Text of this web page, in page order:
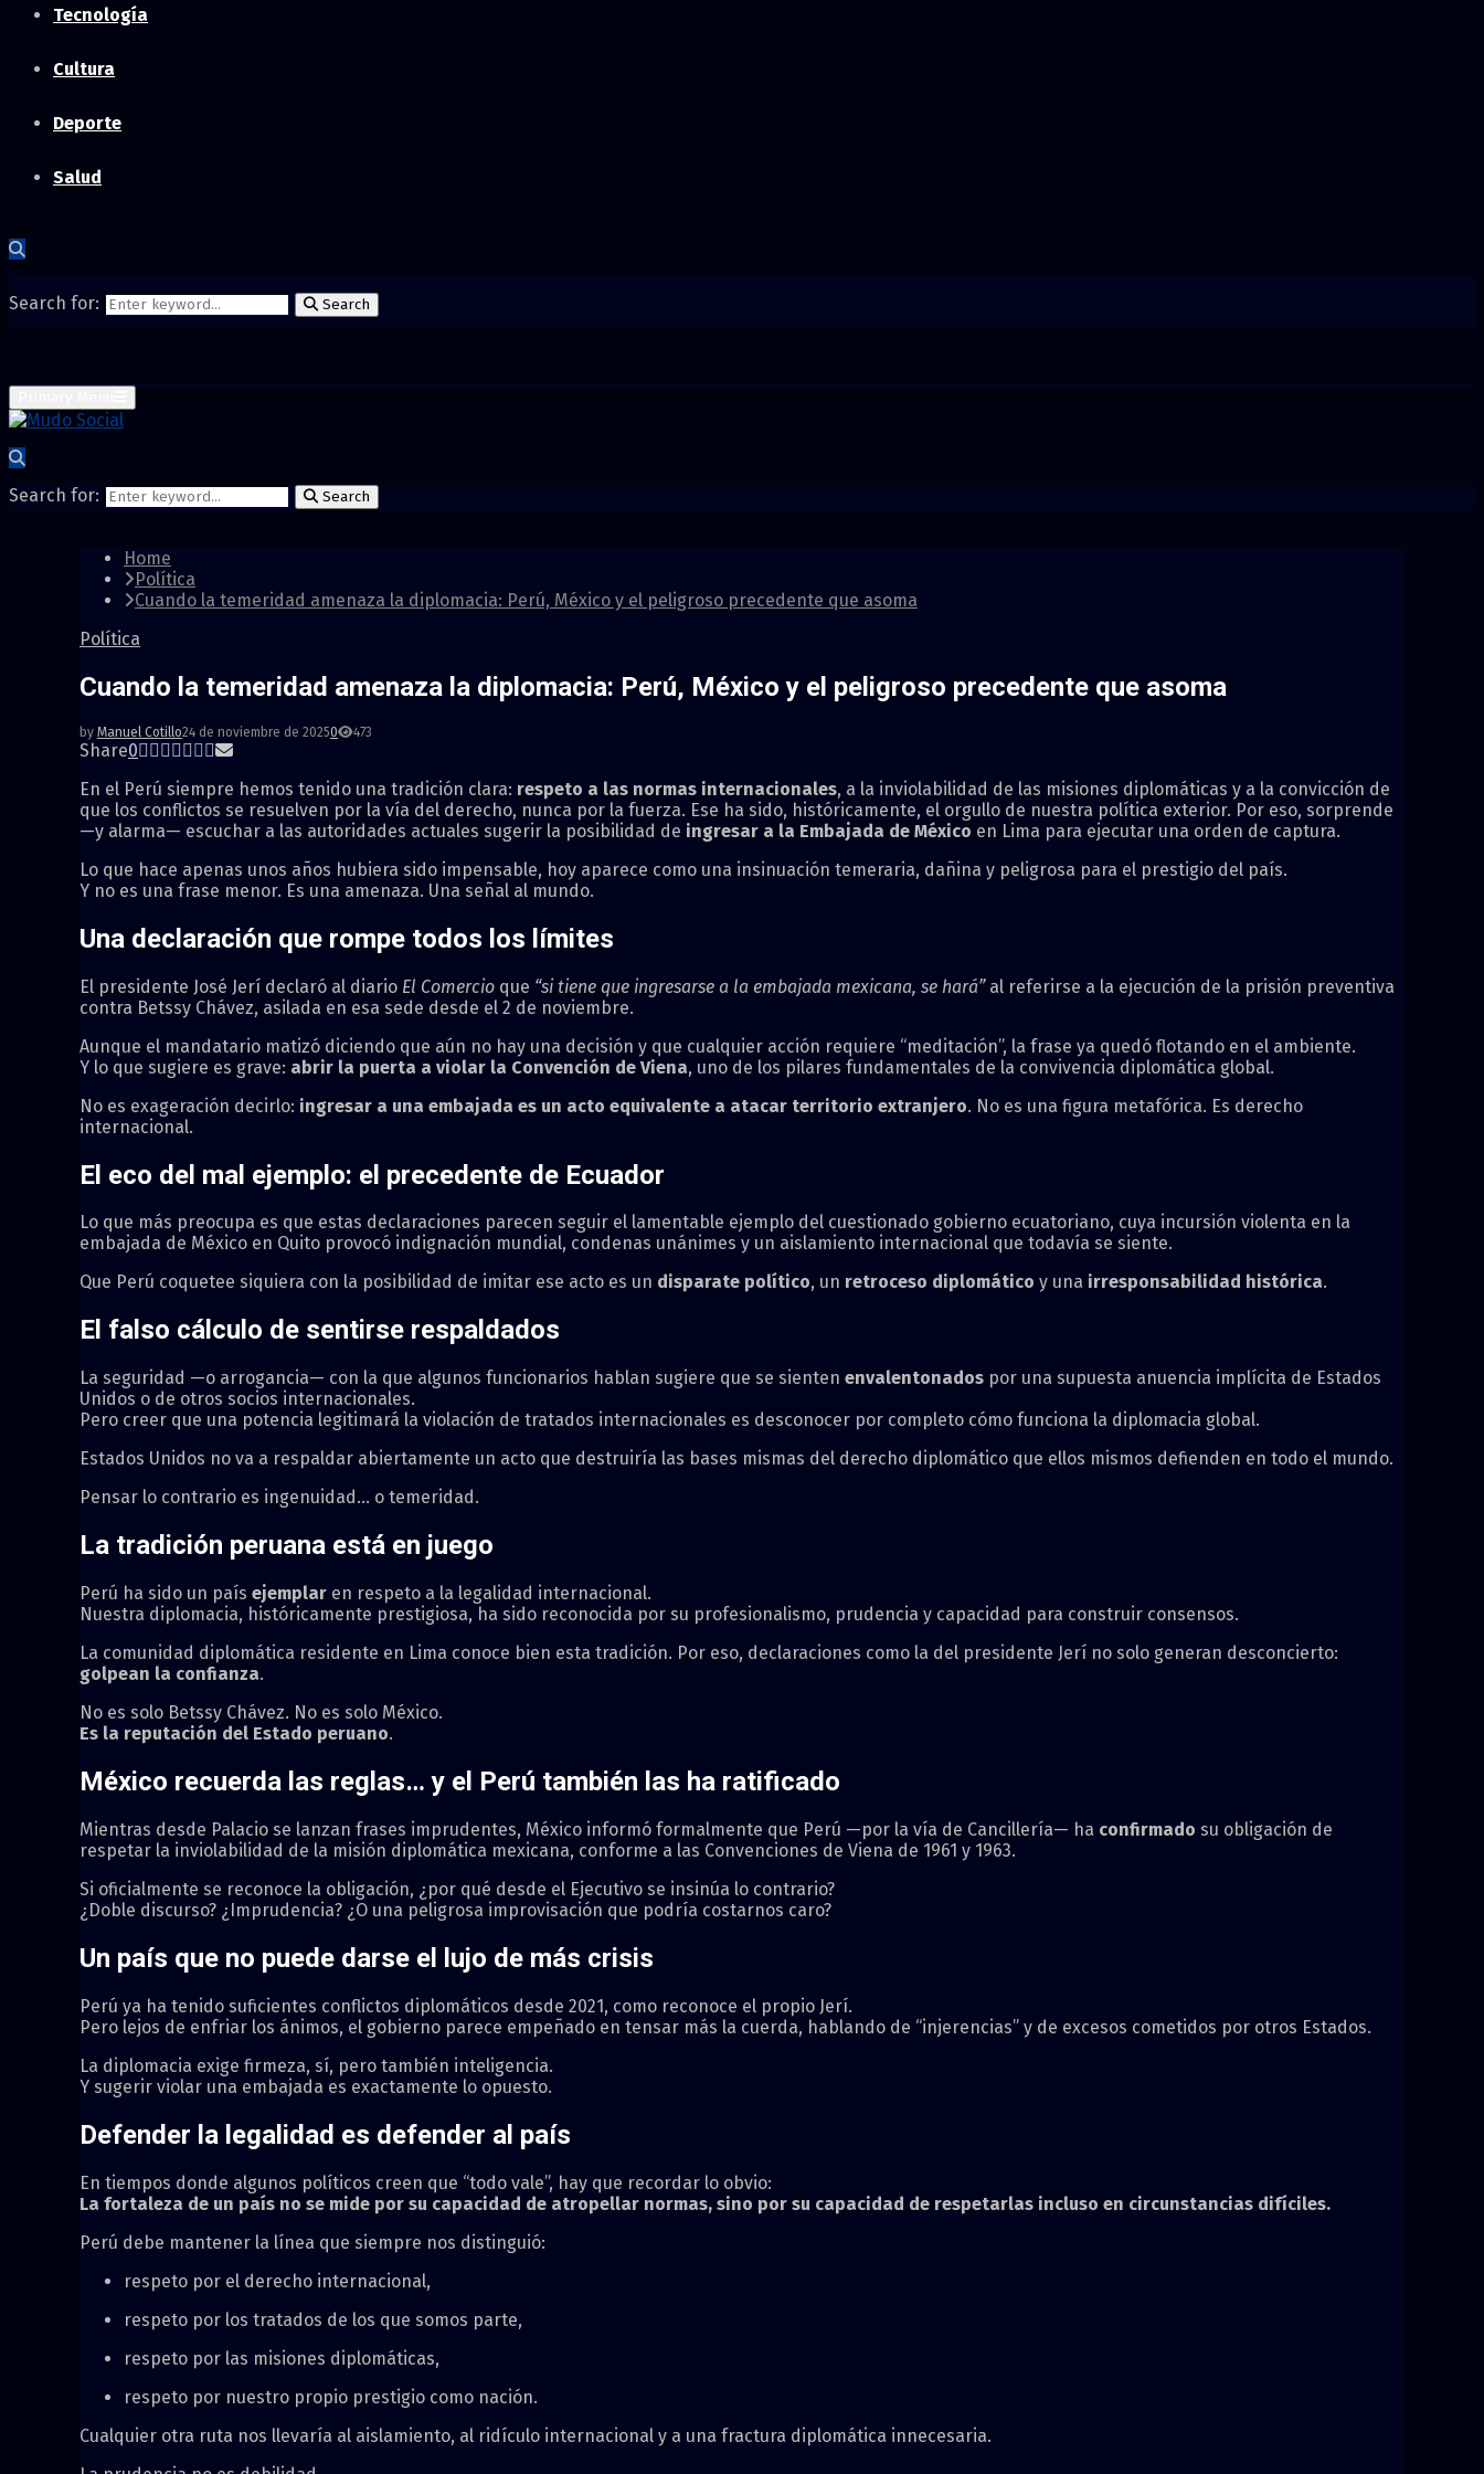
Tecnología
Cultura
Deporte
Salud
Search for: Search
Search for: Search
Home
Política
Cuando la temeridad amenaza la diplomacia: Perú, México y el peligroso precedente que asoma
Política
Cuando la temeridad amenaza la diplomacia: Perú, México y el peligroso precedente que asoma
by Manuel Cotillo24 de noviembre de 20250 473
Share0
En el Perú siempre hemos tenido una tradición clara: respeto a las normas internacionales, a la inviolabilidad de las misiones diplomáticas y a la convicción de
que los conflictos se resuelven por la vía del derecho, nunca por la fuerza. Ese ha sido, históricamente, el orgullo de nuestra política exterior. Por eso, sorprende
—y alarma— escuchar a las autoridades actuales sugerir la posibilidad de ingresar a la Embajada de México en Lima para ejecutar una orden de captura.
Lo que hace apenas unos años hubiera sido impensable, hoy aparece como una insinuación temeraria, dañina y peligrosa para el prestigio del país.
Y no es una frase menor. Es una amenaza. Una señal al mundo.
Una declaración que rompe todos los límites
El presidente José Jerí declaró al diario El Comercio que “si tiene que ingresarse a la embajada mexicana, se hará”al referirse a la ejecución de la prisión preventiva
contra Betssy Chávez, asilada en esa sede desde el 2 de noviembre.
Aunque el mandatario matizó diciendo que aún no hay una decisión y que cualquier acción requiere “meditación”, la frase ya quedó flotando en el ambiente.
Y lo que sugiere es grave: abrir la puerta a violar la Convención de Viena, uno de los pilares fundamentales de la convivencia diplomática global.
No es exageración decirlo: ingresar a una embajada es un acto equivalente a atacar territorio extranjero. No es una figura metafórica. Es derecho
internacional.
El eco del mal ejemplo: el precedente de Ecuador
Lo que más preocupa es que estas declaraciones parecen seguir el lamentable ejemplo del cuestionado gobierno ecuatoriano, cuya incursión violenta en la
embajada de México en Quito provocó indignación mundial, condenas unánimes y un aislamiento internacional que todavía se siente.
Que Perú coquetee siquiera con la posibilidad de imitar ese acto es un disparate político, un retroceso diplomático y una irresponsabilidad histórica.
El falso cálculo de sentirse respaldados
La seguridad —o arrogancia— con la que algunos funcionarios hablan sugiere que se sienten envalentonados por una supuesta anuencia implícita de Estados
Unidos o de otros socios internacionales.
Pero creer que una potencia legitimará la violación de tratados internacionales es desconocer por completo cómo funciona la diplomacia global.
Estados Unidos no va a respaldar abiertamente un acto que destruiría las bases mismas del derecho diplomático que ellos mismos defienden en todo el mundo.
Pensar lo contrario es ingenuidad… o temeridad.
La tradición peruana está en juego
Perú ha sido un país ejemplar en respeto a la legalidad internacional.
Nuestra diplomacia, históricamente prestigiosa, ha sido reconocida por su profesionalismo, prudencia y capacidad para construir consensos.
La comunidad diplomática residente en Lima conoce bien esta tradición. Por eso, declaraciones como la del presidente Jerí no solo generan desconcierto:
golpean la confianza.
No es solo Betssy Chávez. No es solo México.
Es la reputación del Estado peruano.
México recuerda las reglas… y el Perú también las ha ratificado
Mientras desde Palacio se lanzan frases imprudentes, México informó formalmente que Perú —por la vía de Cancillería— ha confirmado su obligación de
respetar la inviolabilidad de la misión diplomática mexicana, conforme a las Convenciones de Viena de 1961 y 1963.
Si oficialmente se reconoce la obligación, ¿por qué desde el Ejecutivo se insinúa lo contrario?
¿Doble discurso? ¿Imprudencia? ¿O una peligrosa improvisación que podría costarnos caro?
Un país que no puede darse el lujo de más crisis
Perú ya ha tenido suficientes conflictos diplomáticos desde 2021, como reconoce el propio Jerí.
Pero lejos de enfriar los ánimos, el gobierno parece empeñado en tensar más la cuerda, hablando de “injerencias” y de excesos cometidos por otros Estados.
La diplomacia exige firmeza, sí, pero también inteligencia.
Y sugerir violar una embajada es exactamente lo opuesto.
Defender la legalidad es defender al país
En tiempos donde algunos políticos creen que “todo vale”, hay que recordar lo obvio:
La fortaleza de un país no se mide por su capacidad de atropellar normas, sino por su capacidad de respetarlas incluso en circunstancias difíciles.
Perú debe mantener la línea que siempre nos distinguió:
respeto por el derecho internacional,
respeto por los tratados de los que somos parte,
respeto por las misiones diplomáticas,
respeto por nuestro propio prestigio como nación.
Cualquier otra ruta nos llevaría al aislamiento, al ridículo internacional y a una fractura diplomática innecesaria.